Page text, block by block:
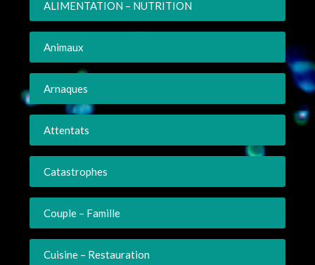
ALIMENTATION – NUTRITION
Animaux
Arnaques
Attentats
Catastrophes
Couple – Famille
Cuisine – Restauration